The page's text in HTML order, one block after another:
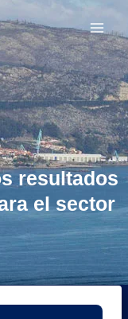
Main
resultados
el sector